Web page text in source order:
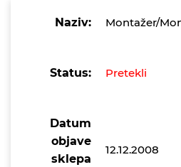
Naziv: Montažer/
Status: Pretekli
Datum
objave
sklepa
12.12.2008